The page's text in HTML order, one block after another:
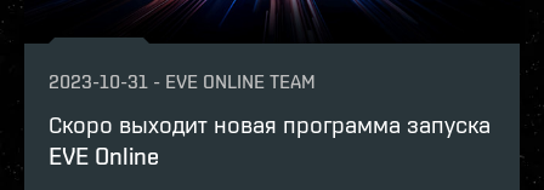
2023-10-31 - EVE ONLINE TEAM
Скоро выходит новая программа запуска
EVE Online